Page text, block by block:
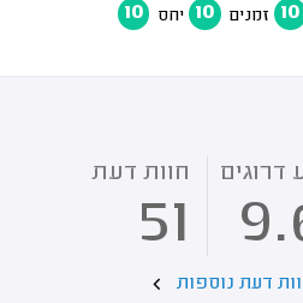
10 זמנים 10 יחס 10
דרוגים חוות דעת
51
דעת נוספות